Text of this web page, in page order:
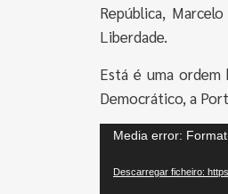
República,
Liberdade.
Está é uma
Democrático, a
Reprodutor
vídeo
Media error:
Descarregar ficheiro: